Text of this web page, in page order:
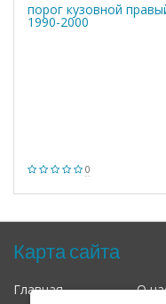
порог кузовной
1990-2000
0
Карта сайта
Главная О